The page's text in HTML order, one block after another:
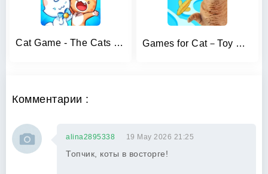
Cat Game - The Cats Collector! Games for Cat－Toy Mouse & Fish
Комментарии :
alina2895338 19 May 2026 21:25
Топчик, коты в восторге!